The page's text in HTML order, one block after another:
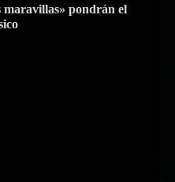
maravillas» pondrán el